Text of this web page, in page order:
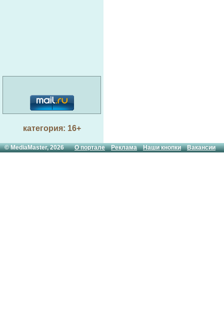
категория: 16+
© MediaMaster, 2026О портале Реклама Наши кнопки Вакансии